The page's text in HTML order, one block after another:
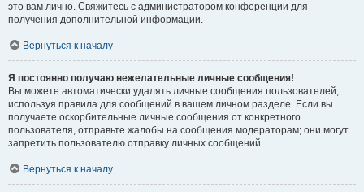
это вам лично. Свяжитесь с администратором конференции для
получения дополнительной информации.
Вернуться к началу
Я постоянно получаю нежелательные личные сообщения!
Вы можете автоматически удалять личные сообщения пользователей,
используя правила для сообщений в вашем личном разделе. Если вы
получаете оскорбительные личные сообщения от конкретного
пользователя, отправьте жалобы на сообщения модераторам; они могут
запретить пользователю отправку личных сообщений.
Вернуться к началу